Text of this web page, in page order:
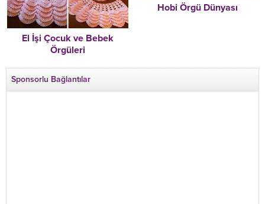
El İşi Çocuk ve Bebek
Örgüleri
Hobi Örgü Dünyası
Sponsorlu Bağlantılar